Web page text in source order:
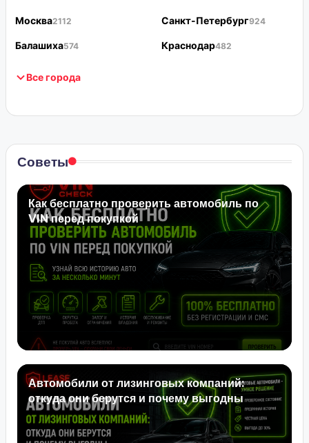
Москва2112 Санкт-Петербург924
Балашиха574 Краснодар482
Все города
Советы
Как бесплатно проверить автомобиль по
VIN перед покупкой
Автомобили от лизинговых компаний:
откуда они берутся и почему выгодны